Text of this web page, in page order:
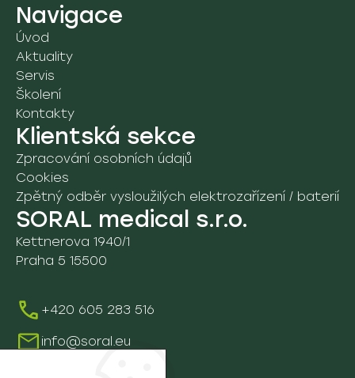
Navigace
Úvod
Aktuality
Servis
Školení
Kontakty
Klientská sekce
Zpracování osobních údajů
Cookies
Zpětný odběr vysloužilých elektrozařízení / baterií
SORAL medical s.r.o.
Kettnerova 1940/1
Praha 5 15500
+420 605 283 516
info@soral.eu